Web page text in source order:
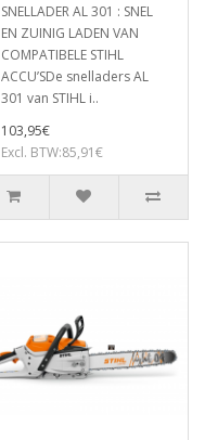
SNELLADER AL 301 : SNEL
EN ZUINIG LADEN VAN
COMPATIBELE STIHL
ACCU’SDe snelladers AL
301 van STIHL i..
103,95€
Excl. BTW:85,91€